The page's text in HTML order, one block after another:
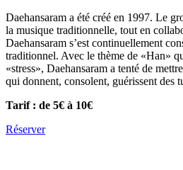
Daehansaram a été créé en 1997. Le
la musique traditionnelle, tout en
Daehansaram s’est continuellement
traditionnel. Avec le thème de «Han»
«stress», Daehansaram a tenté de
qui donnent, consolent, guérissent des
Tarif : de 5€ à 10€
Réserver